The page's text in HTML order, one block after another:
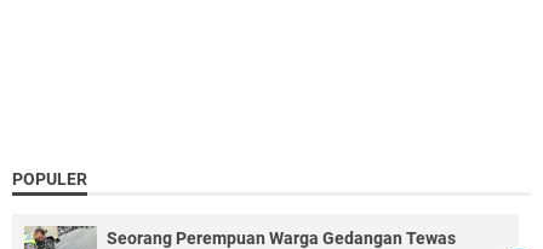
POPULER
Seorang Perempuan Warga Gedangan Tewas